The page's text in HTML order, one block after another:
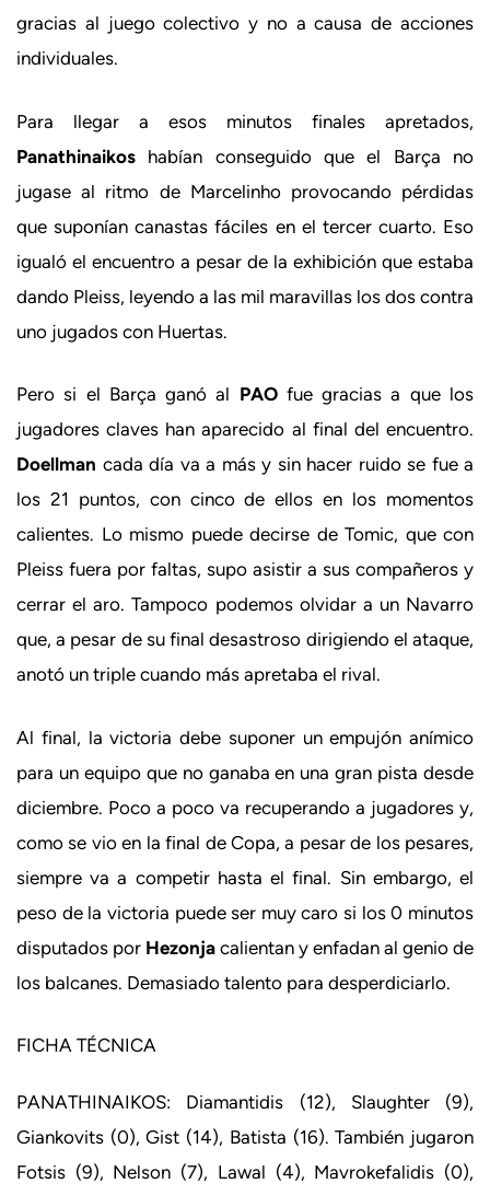
gracias al juego colectivo y no a causa de acciones
individuales.
Para llegar a esos minutos finales apretados,
Panathinaikos habían conseguido que el Barça no
jugase al ritmo de Marcelinho provocando pérdidas
que suponían canastas fáciles en el tercer cuarto. Eso
igualó el encuentro a pesar de la exhibición que estaba
dando Pleiss, leyendo a las mil maravillas los dos contra
uno jugados con Huertas.
Pero si el Barça ganó al PAOfue gracias a que los
jugadores claves han aparecido al final del encuentro.
Doellman cada día va a más y sin hacer ruido se fue a
los 21 puntos, con cinco de ellos en los momentos
calientes. Lo mismo puede decirse de Tomic, que con
Pleiss fuera por faltas, supo asistir a sus compañeros y
cerrar el aro. Tampoco podemos olvidar a un Navarro
que, a pesar de su final desastroso dirigiendo el ataque,
anotó un triple cuando más apretaba el rival.
Al final, la victoria debe suponer un empujón anímico
para un equipo que no ganaba en una gran pista desde
diciembre. Poco a poco va recuperando a jugadores y,
como se vio en la final de Copa, a pesar de los pesares,
siempre va a competir hasta el final. Sin embargo, el
peso de la victoria puede ser muy caro si los 0 minutos
disputados por Hezonja calientan y enfadan al genio de
los balcanes. Demasiado talento para desperdiciarlo.
FICHA TÉCNICA
PANATHINAIKOS: Diamantidis (12), Slaughter (9),
Giankovits (0), Gist (14), Batista (16). También jugaron
Fotsis (9), Nelson (7), Lawal (4), Mavrokefalidis (0),